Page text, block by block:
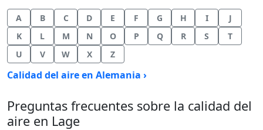
A B C D E F G H I
J
K
L M N O P Q R S
T
U
V W X Z
Calidad del aire en Alemania ›
Preguntas frecuentes sobre la calidad del
aire en Lage